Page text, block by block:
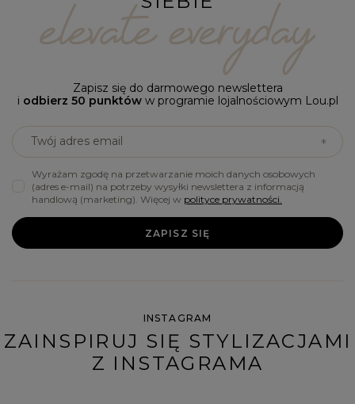
Zapisz się do darmowego newslettera
i odbierz 50 punktóww programie lojalnościowym Lou.pl
Twój adres email
Wyrażam zgodę na przetwarzanie moich danych osobowych
(adres e-mail) na potrzeby wysyłki newslettera z informacją
handlową (marketing). Więcej w polityce prywatności.
ZAPISZ SIĘ
INSTAGRAM
ZAINSPIRUJ SIĘ STYLIZACJAMI
Z INSTAGRAMA